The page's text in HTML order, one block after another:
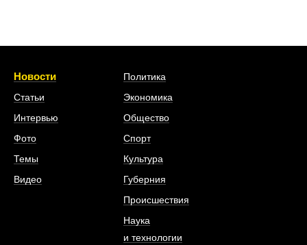
Новости
Статьи
Интервью
Фото
Темы
Видео
Политика
Экономика
Общество
Спорт
Культура
Губерния
Происшествия
Наука
и технологии